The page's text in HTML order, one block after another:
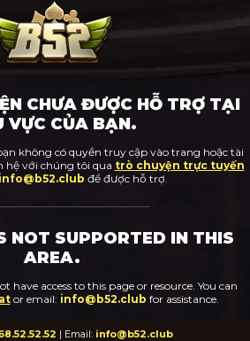
CHƯA ĐƯỢC HỖ TRỢ TẠI
VỰC CỦA BẠN.
không có quyền truy cập vào trang hoặc tài
hệ với chúng tôi qua trò chuyện trực tuyến
info@b52.club để được hỗ trợ.
NOT SUPPORTED IN THIS
AREA.
have access to this page or resource. You can
or email: info@b52.club for assistance.
| Email: info@b52.club